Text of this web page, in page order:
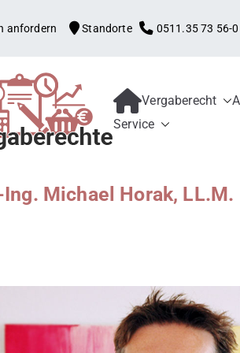
anfordern Standorte 0511.35 73 56-0
Kanzlei mit
Begleitung aller
Schwellenwerte,
Vergaberecht
Service
Michael Horak, LL.M.